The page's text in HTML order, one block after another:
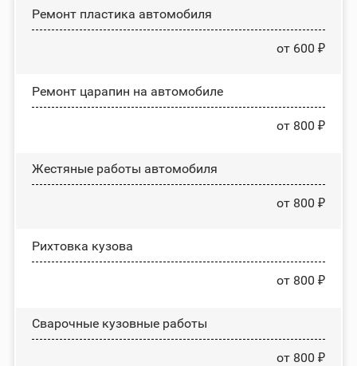
Ремонт пластика автомобиля
от 600 ₽
Ремонт царапин на автомобиле
от 800 ₽
Жестяные работы автомобиля
от 800 ₽
Рихтовка кузова
от 800 ₽
Сварочные кузовные работы
от 800 ₽